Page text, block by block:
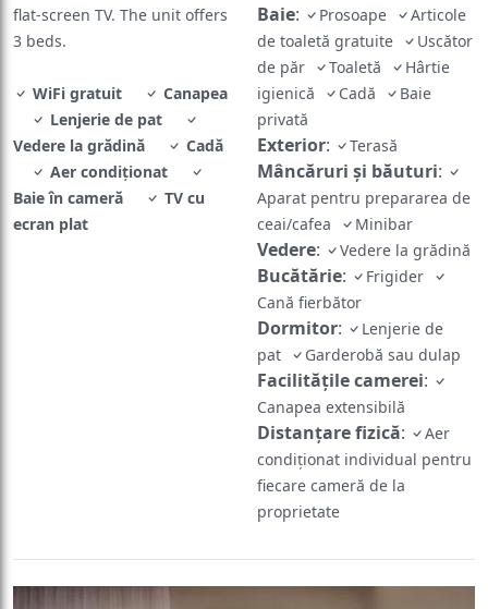
flat-screen TV. The unit offers
3 beds.
WiFi gratuit
Canapea
Lenjerie de pat
Vedere la grădină
Cadă
Aer condiţionat
Baie în cameră
TV cu
ecran plat
Baie: Prosoape
Articole
de toaletă gratuite
Uscător
de păr
Toaletă
Hârtie
igienică
Cadă
Baie
privată
Exterior: Terasă
Mâncăruri și băuturi:
Aparat pentru prepararea de
ceai/cafea
Minibar
Vedere: Vedere la grădină
Bucătărie:
Frigider
Cană fierbător
Dormitor:
Lenjerie de
pat
Garderobă sau dulap
Facilităţile camerei:
Canapea extensibilă
Distanțare fizică:
Aer
condiționat individual pentru
fiecare cameră de la
proprietate